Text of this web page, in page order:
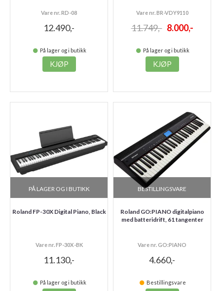
Vare nr. RD-08
12.490,-
På lager og i butikk
KJØP
Vare nr. BR-VDY9110
11.749,- 8.000,-
På lager og i butikk
KJØP
PÅ LAGER OG I BUTIKK
Roland FP-30X Digital Piano, Black
Vare nr. FP-30X-BK
11.130,-
På lager og i butikk
BESTILLINGSVARE
Roland GO:PIANO digitalpiano
med batteridrift, 61 tangenter
Vare nr. GO:PIANO
4.660,-
Bestillingsvare